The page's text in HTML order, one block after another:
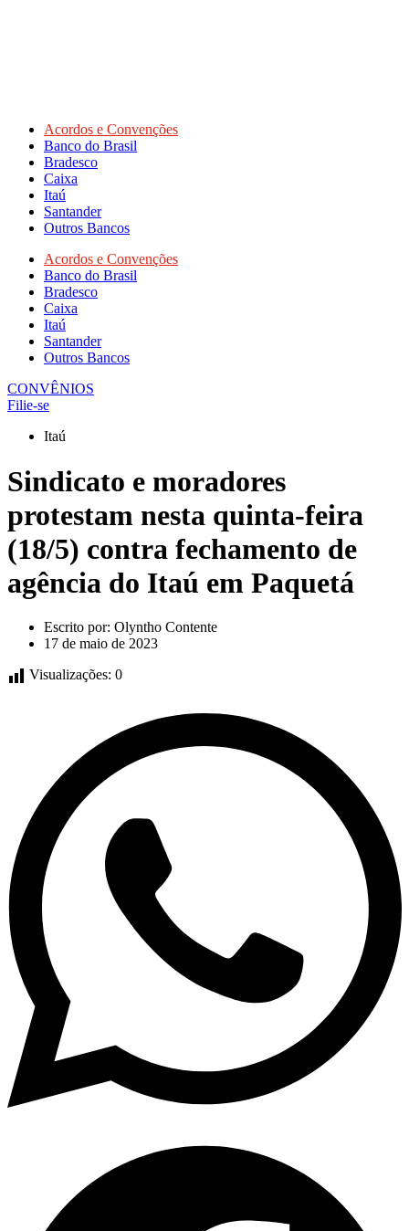
Acordos e Convenções
Banco do Brasil
Bradesco
Caixa
Itaú
Santander
Outros Bancos
Acordos e Convenções
Banco do Brasil
Bradesco
Caixa
Itaú
Santander
Outros Bancos
CONVÊNIOS
Filie-se
Itaú
Sindicato e moradores
protestam nesta quinta-feira
(18/5) contra fechamento de
agência do Itaú em Paquetá
Escrito por: Olyntho Contente
17 de maio de 2023
Visualizações: 0